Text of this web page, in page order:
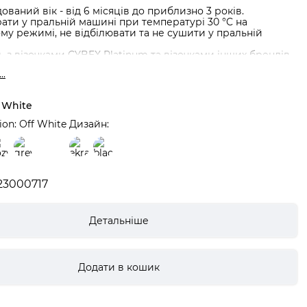
вік - від 6 місяців до приблизно 3 років.
у пральній машині при температурі 30 °C на
режимі, не відбілювати та не сушити у пральній
з візочками CYBEX Platinum та візочками інших брендів.
поліестер
Off White Дизайн:
Детальніше